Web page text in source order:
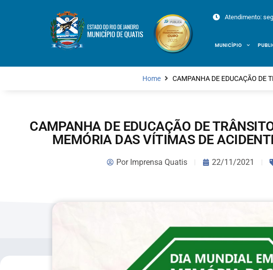
Atendimento:
MUNICÍPIO
Home CAMPANHA DE EDUCAÇÃO DE
CAMPANHA DE EDUCAÇÃO DE
MEMÓRIA DAS VÍTIMAS DE
PorImprensa Quatis 22/11/2021